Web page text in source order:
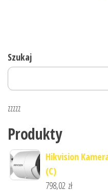
Szukaj
zzzzz
Produkty
Hikvision
(C)
798,02 zł